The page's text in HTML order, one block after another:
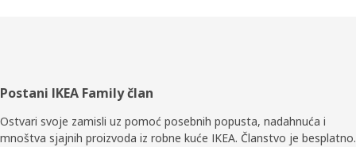
Podnožje
Postani IKEA Family član
Ostvari svoje zamisli uz pomoć posebnih popusta, nadahnuća i
mnoštva sjajnih proizvoda iz robne kuće IKEA. Članstvo je besplatno.